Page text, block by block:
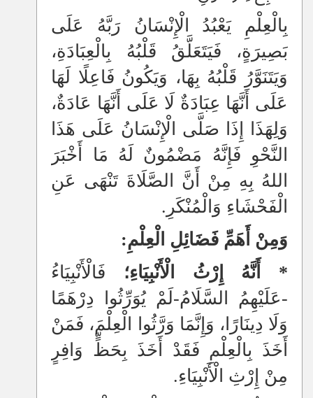
بِالْعِلْمِ يَعْبُدُ الْإِنْسَانُ رَبَّهُ عَلَى
بَصِيرَةٍ، فَيَتَعَلَّقُ قَلْبُهُ بِالْعِبَادَةِ،
وَيَتَنَوَّرُ قَلْبُهُ بِهَا، وَيَكُونُ فَاعِلًا لَهَا
عَلَى أَنَّهَا عِبَادَةٌ لَا عَلَى أَنَّهَا عَادَةٌ،
وَلِهَذَا إِذَا صَلَّى الْإِنْسَانُ عَلَى هَذَا
النَّحْوِ فَإِنَّهُ مَضْمُونٌ لَهُ مَا أَخْبَرَ
اللهُ بِهِ مِنْ أَنَّ الصَّلَاةَ تَنْهَى عَنِ
الْفَحْشَاءِ وَالْمُنْكَرِ.
وَمِنْ أَهَمِّ فَضَائِلِ الْعِلْمِ:
* أَنَّهُ إِرْثُ الْأَنْبِيَاءِ؛ فَالْأَنْبِيَاءُ
-عَلَيْهِمُ السَّلَامُ-لَمْ يُوَرِّثُوا دِرْهَمًا
وَلَا دِينَارًا، وَإِنَّمَا وَرَّثُوا الْعِلْمَ، فَمَنْ
أَخَذَ بِالْعِلْمِ فَقَدْ أَخَذَ بِحَظٍّ وَافِرٍ
مِنْ إِرْثِ الْأَنْبِيَاءِ.